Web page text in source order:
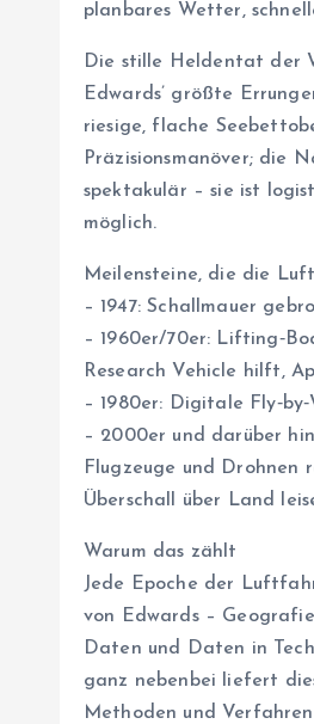
planbares Wetter,
Die stille Heldentat der
Edwards’ größte
riesige, flache
Präzisionsmanöver; die
spektakulär – sie ist
möglich.
Meilensteine, die die
– 1947: Schallmauer
– 1960er/70er:
Research Vehicle hilft,
– 1980er: Digitale
– 2000er und darüber
Flugzeuge und Drohnen
Überschall über Land
Warum das zählt
Jede Epoche der
von Edwards –
Daten und Daten in
ganz nebenbei liefert
Methoden und